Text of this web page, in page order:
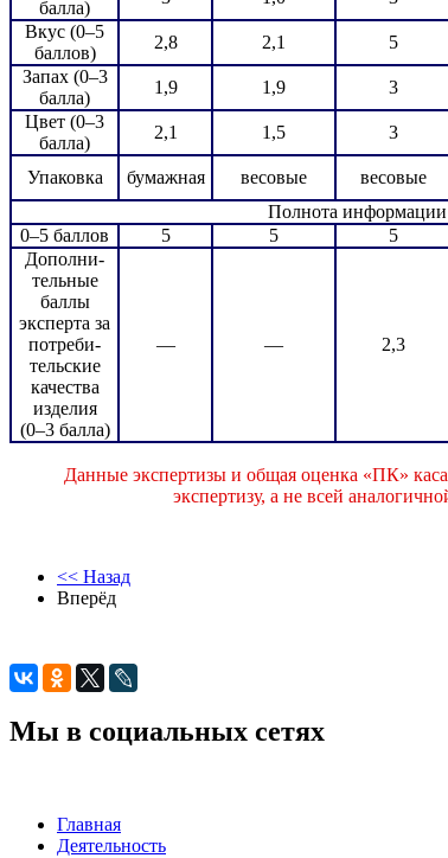
балла)
Вкус (0–5
баллов)
2,8 2,1 5
Запах (0–3
балла)
1,9 1,9 3
Цвет (0–3
балла)
2,1 1,5 3
Упаковка бумажная весовые весовые
Полнота
0–5 баллов
5 5 5
Дополни-
тельные
баллы
эксперта за
потреби-
тельские
качества
изделия
(0–3 балла)
— — 2,3
Данные экспертизы и общая оценка «ПК»
экспертизу, а не всей
<< Назад
Вперёд
Мы в социальных сетях
Главная
Деятельность